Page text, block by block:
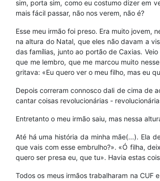
sim, porta sim, como eu costumo dizer em
mais fácil passar, não nos verem, não é?
Esse meu irmão foi preso. Era muito jovem,
na altura do Natal, que eles não davam a
das famílias, junto ao portão de Caxias.
que me lembro, que me marcou muito
gritava: «Eu quero ver o meu filho, mas eu
Depois correram connosco dali de cima de
cantar coisas revolucionárias -
Entretanto o meu irmão saiu, mas nessa
Até há uma história da minha mãe(...). Ela
que vais com esse embrulho?». «Ó filha,
quero ser presa eu, que tu». Havia estas
Todos os meus irmãos trabalharam na